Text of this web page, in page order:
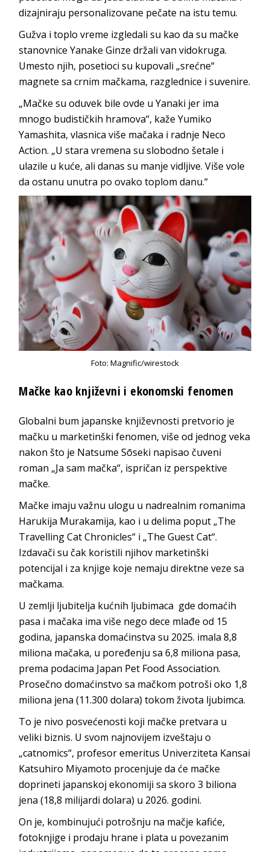
dizajniraju personalizovane pečate na istu temu.
Gužva i toplo vreme izgledali su kao da su mačke
stanovnice Yanake Ginze držali van vidokruga.
Umesto njih, posetioci su kupovali „srećne“
magnete sa crnim mačkama, razglednice i suvenire.
„Mačke su oduvek bile ovde u Yanaki jer ima
mnogo budističkih hramova“, kaže Yumiko
Yamashita, vlasnica više mačaka i radnje Neco
Action. „U stara vremena su slobodno šetale i
ulazile u kuće, ali danas su manje vidljive. Više vole
da ostanu unutra po ovako toplom danu.“
Foto: Magnific/wirestock
Mačke kao književni i ekonomski fenomen
Globalni bum japanske književnosti pretvorio je
mačku u marketinški fenomen, više od jednog veka
nakon što je Natsume Sōseki napisao čuveni
roman „Ja sam mačka“, ispričan iz perspektive
mačke.
Mačke imaju važnu ulogu u nadrealnim romanima
Harukija Murakamija, kao i u delima poput „The
Travelling Cat Chronicles“ i „The Guest Cat“.
Izdavači su čak koristili njihov marketinški
potencijal i za knjige koje nemaju direktne veze sa
mačkama.
U zemlji ljubitelja kućnih ljubimaca gde domaćih
pasa i mačaka ima više nego dece mlađe od 15
godina, japanska domaćinstva su 2025. imala 8,8
miliona mačaka, u poređenju sa 6,8 miliona pasa,
prema podacima Japan Pet Food Association.
Prosečno domaćinstvo sa mačkom potroši oko 1,8
miliona jena (11.300 dolara) tokom života ljubimca.
To je nivo posvećenosti koji mačke pretvara u
veliki biznis. U svom najnovijem izveštaju o
„catnomics“, profesor emeritus Univerziteta Kansai
Katsuhiro Miyamoto procenjuje da će mačke
doprineti japanskoj ekonomiji sa skoro 3 biliona
jena (18,8 milijardi dolara) u 2026. godini.
On je, kombinujući potrošnju na mačje kafiće,
fotoknjige i prodaju hrane i plata u povezanim